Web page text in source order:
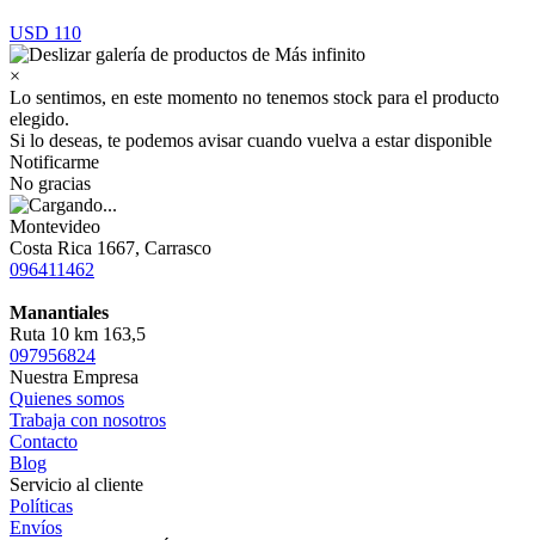
USD 110
×
Lo sentimos, en este momento no tenemos stock para el producto
elegido.
Si lo deseas, te podemos avisar cuando vuelva a estar disponible
Notificarme
No gracias
Montevideo
Costa Rica 1667, Carrasco
096411462
Manantiales
Ruta 10 km 163,5
097956824
Nuestra Empresa
Quienes somos
Trabaja con nosotros
Contacto
Blog
Servicio al cliente
Políticas
Envíos